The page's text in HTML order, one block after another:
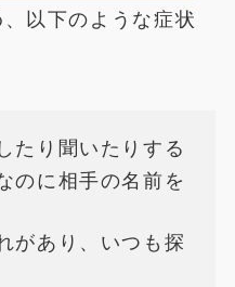
以下のような症状
たり聞いたりする
のに相手の名前を
があり、いつも探